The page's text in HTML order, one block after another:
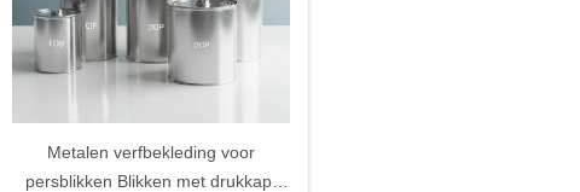
Metalen verfbekleding voor
persblikken Blikken met drukkap,